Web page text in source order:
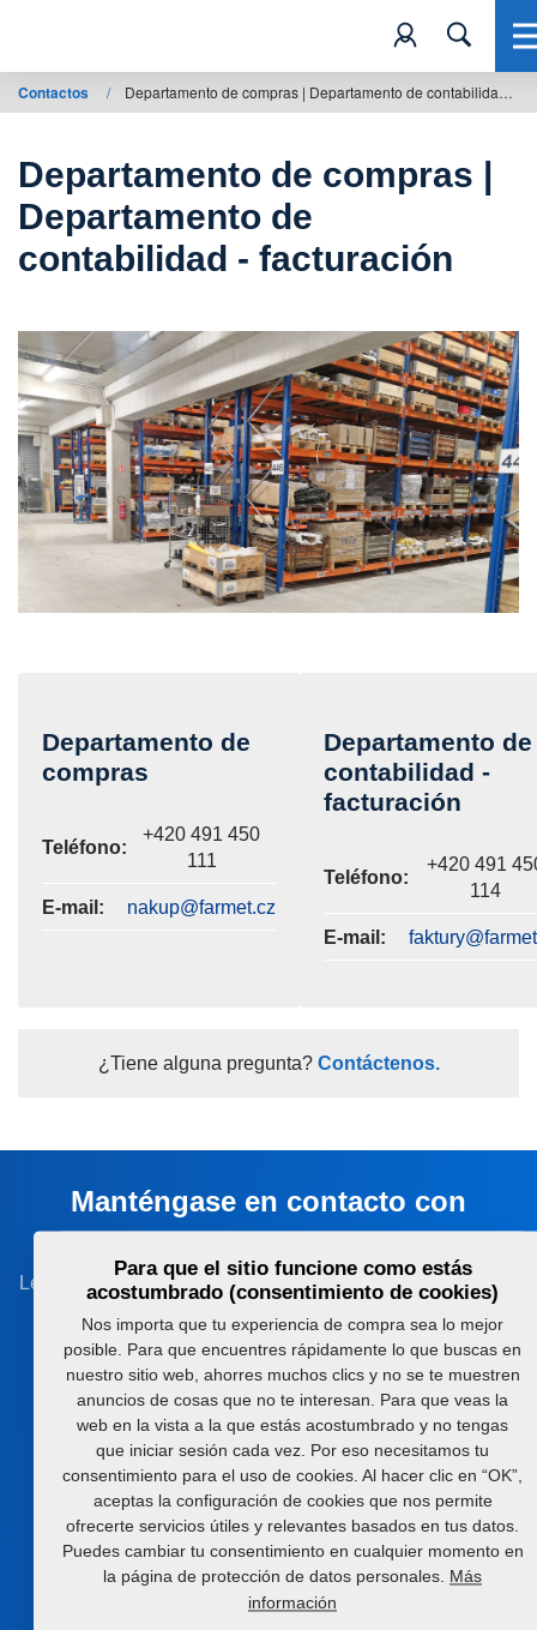
Contactos / Departamento de compras | Departamento de contabilidad - facturación
Departamento de compras |
Departamento de
contabilidad - facturación
Departamento de
compras
Teléfono:
+420 491 450
111
E-mail: nakup@farmet.cz
Departamento de
contabilidad -
facturación
Teléfono:
+420 491
114
E-mail:
¿Tiene alguna pregunta?Contáctenos.
Manténgase en contacto con
nosotros
Le ayudaremos con la elección de la máquina o tecnología
adecuada
+420 491 450 111
farmet@farmet.cz
Jiřinková 276
552 03 Česká Skalice
Czech republic
Para que el sitio funcione como estás
acostumbrado (consentimiento de cookies)
Nos importa que tu experiencia de compra sea lo mejor
posible. Para que encuentres rápidamente lo que buscas en
nuestro sitio web, ahorres muchos clics y no se te muestren
anuncios de cosas que no te interesan. Para que veas la
web en la vista a la que estás acostumbrado y no tengas
que iniciar sesión cada vez. Por eso necesitamos tu
consentimiento para el uso de cookies. Al hacer clic en “OK”,
aceptas la configuración de cookies que nos permite
ofrecerte servicios útiles y relevantes basados en tus datos.
Puedes cambiar tu consentimiento en cualquier momento en
la página de protección de datos personales.
Más
información